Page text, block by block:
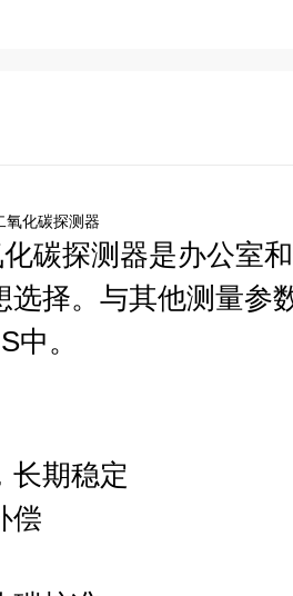
氧化碳探测器
碳探测器是办公室
选择。与其他测量参
中。
长期稳定
偿